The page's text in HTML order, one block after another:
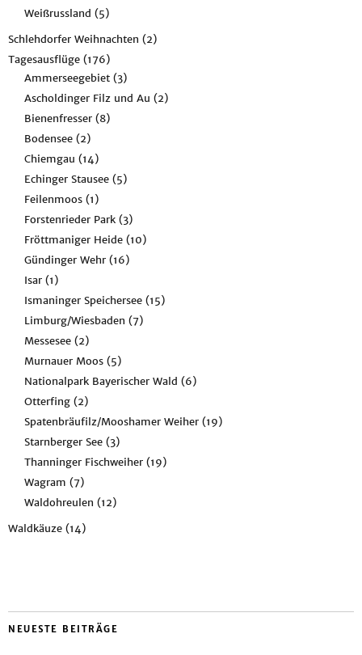
Weißrussland (5)
Schlehdorfer Weihnachten (2)
Tagesausflüge (176)
Ammerseegebiet (3)
Ascholdinger Filz und Au (2)
Bienenfresser (8)
Bodensee (2)
Chiemgau (14)
Echinger Stausee (5)
Feilenmoos (1)
Forstenrieder Park (3)
Fröttmaniger Heide (10)
Gündinger Wehr (16)
Isar (1)
Ismaninger Speichersee (15)
Limburg/Wiesbaden (7)
Messesee (2)
Murnauer Moos (5)
Nationalpark Bayerischer Wald (6)
Otterfing (2)
Spatenbräufilz/Mooshamer Weiher (19)
Starnberger See (3)
Thanninger Fischweiher (19)
Wagram (7)
Waldohreulen (12)
Waldkäuze (14)
NEUESTE BEITRÄGE